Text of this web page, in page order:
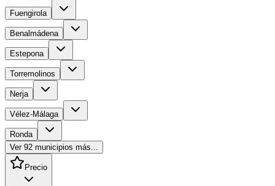
Fuengirola
Benalmádena
Estepona
Torremolinos
Nerja
Vélez-Málaga
Ronda
Ver 92 municipios más...
Precio